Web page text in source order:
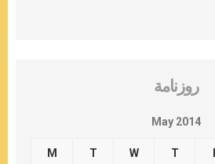
روزنامة
May 2014
M T W T